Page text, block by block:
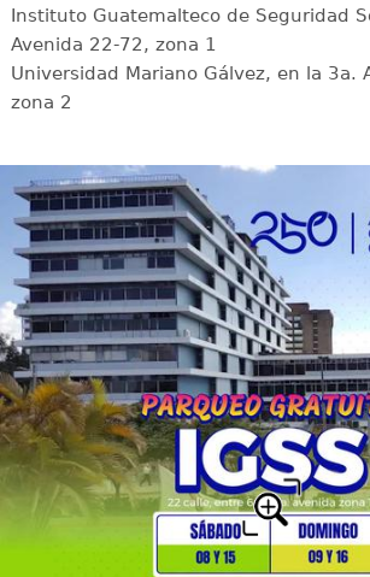
Instituto Guatemalteco de Seguridad
Avenida 22-72, zona 1
Universidad Mariano Gálvez, en la 3a.
zona 2